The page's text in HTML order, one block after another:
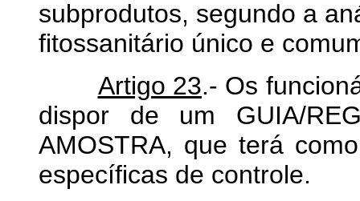
subprodutos, segundo a
fitossanitário único e
Artigo 23.- Os
dispor de um GUIA/
AMOSTRA, que terá
específicas de controle.